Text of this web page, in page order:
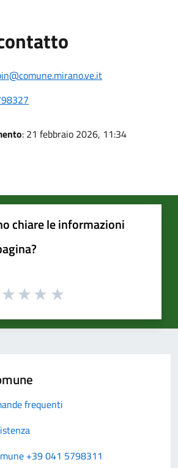
: 21 febbraio 2026, 11:34
chiare le informazioni
frequenti
+39 041 5798311